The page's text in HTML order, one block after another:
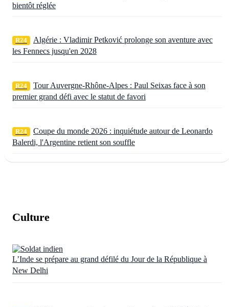
bientôt réglée
R24
Algérie : Vladimir Petković prolonge son aventure avec
les Fennecs jusqu'en 2028
R24
Tour Auvergne-Rhône-Alpes : Paul Seixas face à son
premier grand défi avec le statut de favori
R24
Coupe du monde 2026 : inquiétude autour de Leonardo
Balerdi, l'Argentine retient son souffle
Culture
L’Inde se prépare au grand défilé du Jour de la République à
New Delhi